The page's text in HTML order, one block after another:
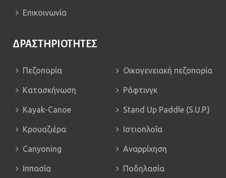
Επικοινωνία
ΔΡΑΣΤΗΡΙΟΤΗΤΕΣ
Πεζοπορία Οικογενειακή πεζοπορία
Κατασκήνωση Ράφτινγκ
Kayak-Canoe Stand Up Paddle (S.U.P.)
Κρουαζιέρα Ιστιοπλοΐα
Canyoning Αναρρίχηση
Iππασία Ποδηλασία